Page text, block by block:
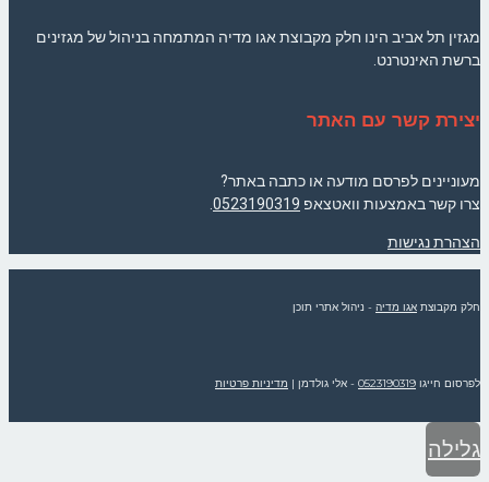
מגזין תל אביב הינו חלק מקבוצת אגו מדיה המתמחה בניהול של מגזינים
ברשת האינטרנט.
יצירת קשר עם האתר
מעוניינים לפרסם מודעה או כתבה באתר?
צרו קשר באמצעות וואטצאפ 0523190319
.
הצהרת נגישות
חלק מקבוצת אגו מדיה - ניהול אתרי תוכן
לפרסום חייגו 0523190319 - אלי גולדמן | מדיניות פרטיות
גלילה